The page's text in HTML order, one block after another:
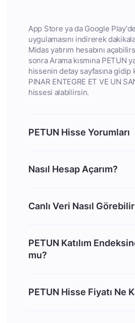
App Store ya da Google
uygulamasını indirerek
Midas yatırım hesabını
sonra Arama kısmına PETUN
hissenin detay sayfasına gidip
PINAR ENTEGRE ET VE UN
hissesi alabilirsin.
PETUN Hisse Yorumları
Nasıl Hesap Açarım?
Canlı Veri Nasıl
PETUN Katılım
mu?
PETUN Hisse Fiyatı Ne